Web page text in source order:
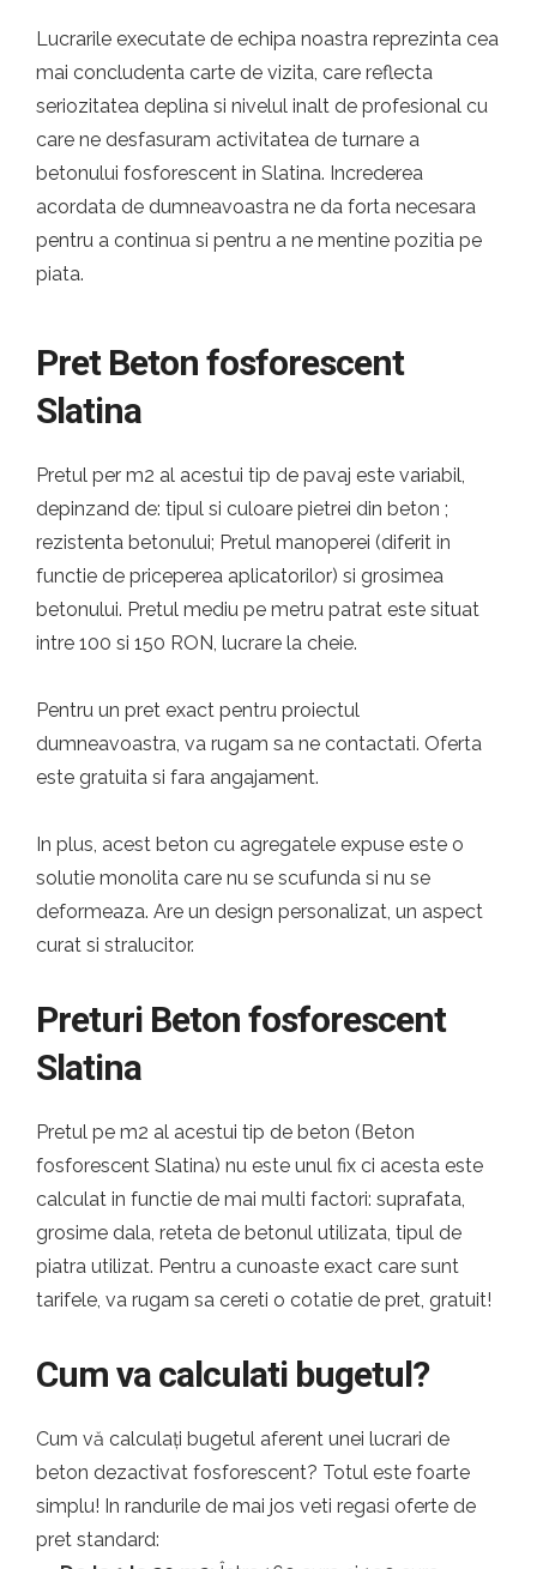
Lucrarile executate de echipa noastra reprezinta cea
mai concludenta carte de vizita, care reflecta
seriozitatea deplina si nivelul inalt de profesional cu
care ne desfasuram activitatea de turnare a
betonului fosforescent in Slatina. Increderea
acordata de dumneavoastra ne da forta necesara
pentru a continua si pentru a ne mentine pozitia pe
piata.
Pret Beton fosforescent
Slatina
Pretul per m2 al acestui tip de pavaj este variabil,
depinzand de: tipul si culoare pietrei din beton ;
rezistenta betonului; Pretul manoperei (diferit in
functie de priceperea aplicatorilor) si grosimea
betonului. Pretul mediu pe metru patrat este situat
intre 100 si 150 RON, lucrare la cheie.
Pentru un pret exact pentru proiectul
dumneavoastra, va rugam sa ne contactati. Oferta
este gratuita si fara angajament.
In plus, acest beton cu agregatele expuse este o
solutie monolita care nu se scufunda si nu se
deformeaza. Are un design personalizat, un aspect
curat si stralucitor.
Preturi Beton fosforescent
Slatina
Pretul pe m2 al acestui tip de beton (Beton
fosforescent Slatina) nu este unul fix ci acesta este
calculat in functie de mai multi factori: suprafata,
grosime dala, reteta de betonul utilizata, tipul de
piatra utilizat. Pentru a cunoaste exact care sunt
tarifele, va rugam sa cereti o cotatie de pret, gratuit!
Cum va calculati bugetul?
Cum vă calculați bugetul aferent unei lucrari de
beton dezactivat fosforescent? Totul este foarte
simplu! In randurile de mai jos veti regasi oferte de
pret standard: